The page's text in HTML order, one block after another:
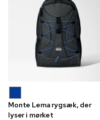
Monte Lema rygsæk, der
lyser i mørket